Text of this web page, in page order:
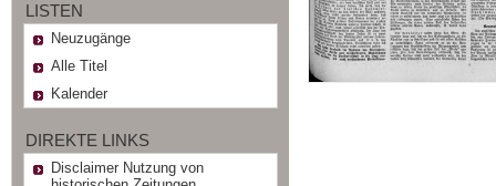
LISTEN
Neuzugänge
Alle Titel
Kalender
DIREKTE LINKS
Disclaimer Nutzung von